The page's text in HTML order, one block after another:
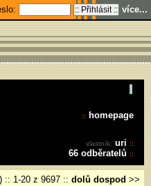
více...
:: homepage
vlastník: uri ::
66 odběratelů ::
:: 1-20 z 9697 :: dolů dospod >>